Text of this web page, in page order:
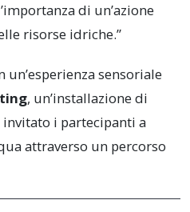
di un’azione
risorse idriche.”
un’esperienza sensoriale
, un’installazione di
invitato i partecipanti a
attraverso un percorso